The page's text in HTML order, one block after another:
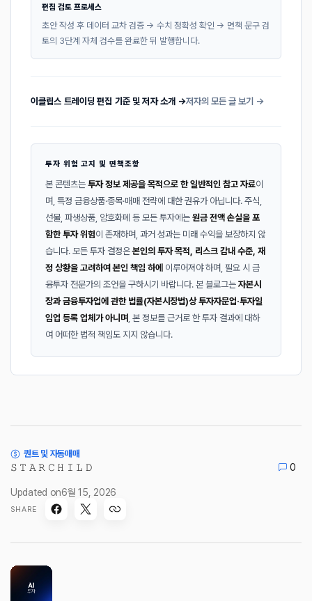
편집 검토 프로세스
초안 작성 후 데이터 교차 검증 → 수치 정확성 확인 → 면책 문구 검
토의 3단계 자체 검수를 완료한 뒤 발행합니다.
이클립스 트레이딩 편집 기준 및 저자 소개 →저자의 모든 글 보기 →
투자 위험 고지 및 면책조항
본 콘텐츠는 투자 정보 제공을 목적으로 한 일반적인 참고 자료이
며, 특정 금융상품·종목·매매 전략에 대한 권유가 아닙니다. 주식,
선물, 파생상품, 암호화폐 등 모든 투자에는 원금 전액 손실을 포
함한 투자 위험이 존재하며, 과거 성과는 미래 수익을 보장하지 않
습니다. 모든 투자 결정은본인의 투자 목적, 리스크 감내 수준, 재
정 상황을 고려하여 본인 책임 하에 이루어져야 하며, 필요 시 금
융투자 전문가의 조언을 구하시기 바랍니다. 본 블로그는 자본시
장과 금융투자업에 관한 법률(자본시장법)상 투자자문업·투자일
임업 등록 업체가 아니며 , 본 정보를 근거로 한 투자 결과에 대하
여 어떠한 법적 책임도 지지 않습니다.
퀀트 및 자동매매
𝚂 𝚃 𝙰 𝚁 𝙲 𝙷 𝙸 𝙻 𝙳 0
Updated on6월 15, 2026
SHARE